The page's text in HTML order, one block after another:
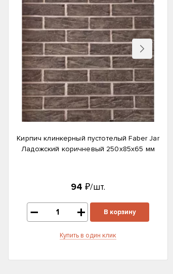
Кирпич клинкерный пустотелый Faber Jar
Ладожский коричневый 250х85х65 мм
94 ₽/шт.
В корзину
Купить в один клик
Вперед